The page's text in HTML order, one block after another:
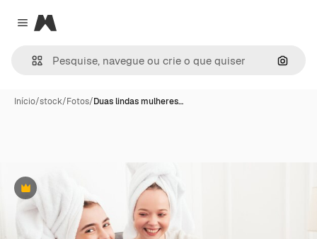
Close menu
Magnific
Início/stock/Fotos/Duas lindas mulheres…
Premium